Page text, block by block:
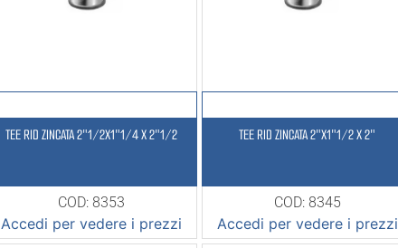
TEE RID ZINCATA 2″1/2X1″1/4 X 2″1/2
COD: 8353
Accedi per vedere i prezzi
TEE RID ZINCATA 2″X1″1/2 X 2″
COD: 8345
Accedi per vedere i prezzi